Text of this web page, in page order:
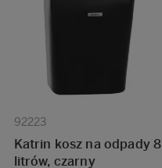
92223
Katrin kosz na odpady 8
litrów, czarny